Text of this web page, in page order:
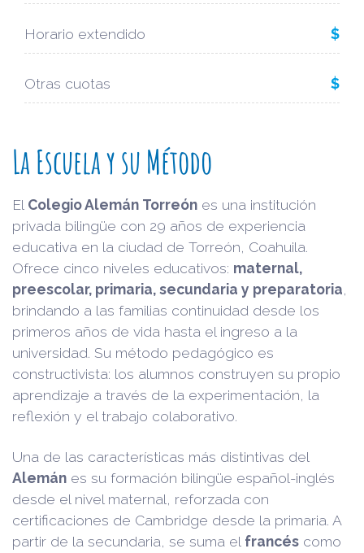
Horario extendido $
Otras cuotas $
La Escuela y su Método
El Colegio Alemán Torreón es una institución
privada bilingüe con 29 años de experiencia
educativa en la ciudad de Torreón, Coahuila.
Ofrece cinco niveles educativos: maternal,
preescolar, primaria, secundaria y preparatoria
brindando a las familias continuidad desde los
primeros años de vida hasta el ingreso a la
universidad. Su método pedagógico es
constructivista: los alumnos construyen su propio
aprendizaje a través de la experimentación, la
reflexión y el trabajo colaborativo.
Una de las características más distintivas del
Alemán es su formación bilingüe español-inglés
desde el nivel maternal, reforzada con
certificaciones de Cambridge desde la primaria. A
partir de la secundaria, se suma el francés como